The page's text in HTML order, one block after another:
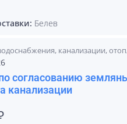
Белев
канализации,
согласованию
канализации